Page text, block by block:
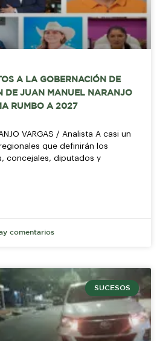
A LA GOBERNACIÓN DE
DE JUAN MANUEL NARANJO
RUMBO A 2027
VARGAS / Analista A casi un
que definirán los
concejales, diputados y
comentarios
SUCESOS